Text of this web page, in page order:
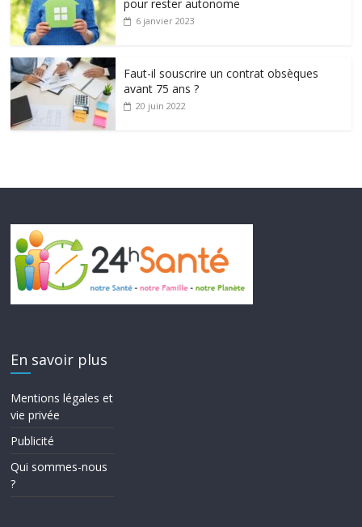
pour rester autonome
6 janvier 2023
Faut-il souscrire un contrat obsèques
avant 75 ans ?
20 juin 2022
En savoir plus
Mentions légales et
vie privée
Publicité
Qui sommes-nous
?